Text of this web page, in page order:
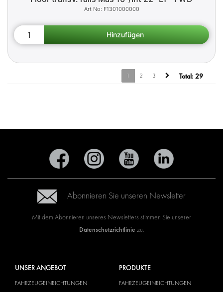
F1301000000
1 2 3 Total: 29
Abonnieren Sie unseren Newsletter
Mit dem Abonnieren unseres Newsletters stimmen Sie unserer
Datenschutzrichtlinie zu.
UNSER ANGEBOT
FAHRZEUGEINRICHTUNGEN
PRODUKTE
FAHRZEUGEINRICHTUNGEN